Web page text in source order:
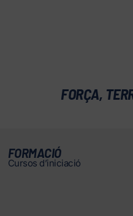
FORÇA,
FORMACIÓ
Cursos d’iniciació